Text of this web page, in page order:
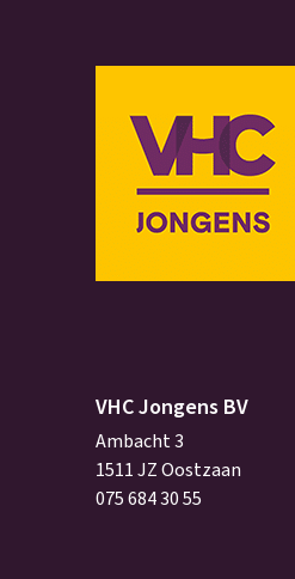
VHC Jongens BV
Ambacht 3
1511 JZ Oostzaan
075 684 30 55